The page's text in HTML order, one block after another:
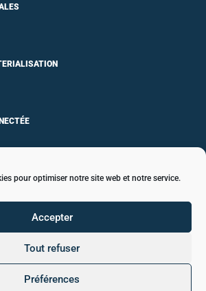
pour optimiser notre site web et notre service.
Accepter
Tout refuser
Préférences
–Politique de confidentialité